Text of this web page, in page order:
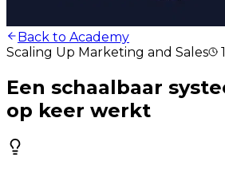
Back to Academy
Scaling Up Marketing and Sales
Een schaalbaar
op keer werkt